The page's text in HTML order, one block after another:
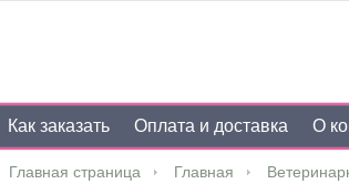
Как заказать Оплата и доставка О
Главная страница Главная